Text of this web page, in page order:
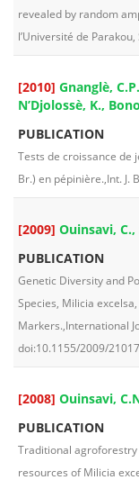
revealed by random
l’Université de
[2010] Gnanglè,
N’Djolossè, K.,
PUBLICATION
Tests de croissance de
Br.) en pépinière.,Int. J.
[2009] Ouinsavi,
PUBLICATION
Genetic Diversity and
Species, Milicia
Markers.,International
doi:10.1155/2009/
[2008] Ouinsavi,
PUBLICATION
Traditional
resources of Milicia